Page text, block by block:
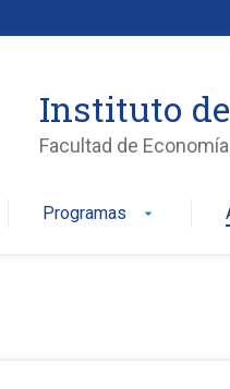
Instituto
Facultad de
Programas arrow_drop_down